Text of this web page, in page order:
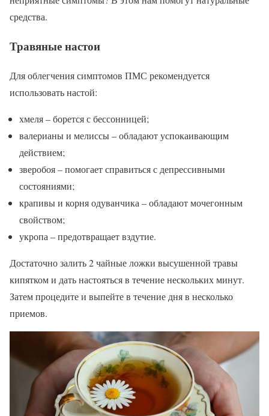
средства.
Травяные настои
Для облегчения симптомов ПМС рекомендуется
использовать настой:
хмеля – борется с бессонницей;
валерианы и мелиссы – обладают успокаивающим
действием;
зверобоя – помогает справиться с депрессивными
состояниями;
крапивы и корня одуванчика – обладают мочегонным
свойством;
укропа – предотвращает вздутие.
Достаточно залить 2 чайные ложки высушенной травы
кипятком и дать настояться в течение нескольких минут.
Затем процедите и выпейте в течение дня в несколько
приемов.